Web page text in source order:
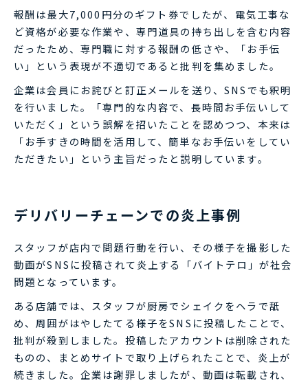
報酬は最大7,000円分のギフト券でしたが、電気工事な
ど資格が必要な作業や、専門道具の持ち出しを含む内容
だったため、専門職に対する報酬の低さや、「お手伝
い」という表現が不適切であると批判を集めました。
企業は会員にお詫びと訂正メールを送り、SNSでも釈明
を行いました。「専門的な内容で、長時間お手伝いして
いただく」という誤解を招いたことを認めつつ、本来は
「お手すきの時間を活用して、簡単なお手伝いをしてい
ただきたい」という主旨だったと説明しています。
デリバリーチェーンでの炎上事例
スタッフが店内で問題行動を行い、その様子を撮影した
動画がSNSに投稿されて炎上する「バイトテロ」が社会
問題となっています。
ある店舗では、スタッフが厨房でシェイクをヘラで舐
め、周囲がはやしたてる様子をSNSに投稿したことで、
批判が殺到しました。投稿したアカウントは削除された
ものの、まとめサイトで取り上げられたことで、炎上が
続きました。企業は謝罪しましたが、動画は転載され、